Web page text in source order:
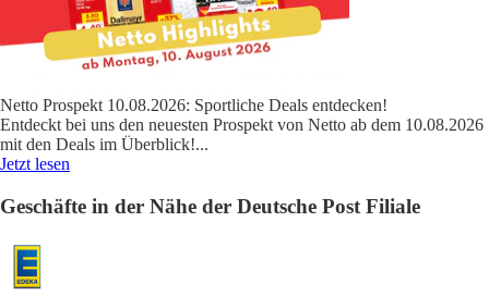
Netto Prospekt 10.08.2026: Sportliche Deals entdecken!
Entdeckt bei uns den neuesten Prospekt von Netto ab dem 10.08.2026
mit den Deals im Überblick!...
Jetzt lesen
Geschäfte in der Nähe der Deutsche Post Filiale